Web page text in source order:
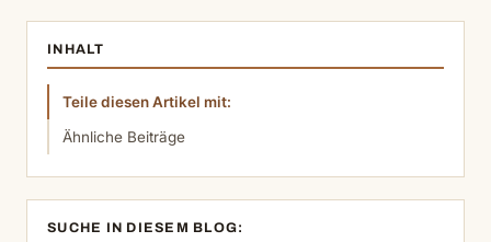
INHALT
Teile diesen Artikel mit:
Ähnliche Beiträge
SUCHE IN DIESEM BLOG: